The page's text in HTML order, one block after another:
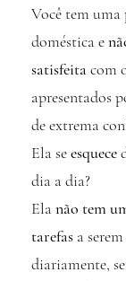
Você tem
doméstica e
satisfeitacom
apresentados
de extrema
Ela seesquece
dia a dia?
Elanão tem
tarefas a
diariamente,